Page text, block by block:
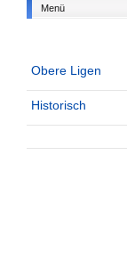
Menü
Obere Ligen
Historisch